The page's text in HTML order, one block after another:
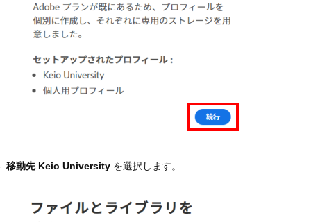
移動先 Keio University を選択します。